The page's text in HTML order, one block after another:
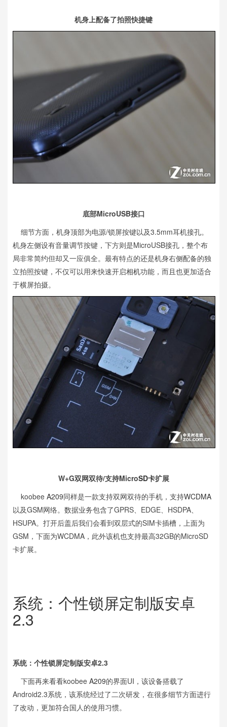
机身上配备了拍照快捷键
底部MicroUSB接口
细节方面，机身顶部为电源/锁屏按键以及3.5mm耳机接孔。
机身左侧设有音量调节按键，下方则是MicroUSB接孔，整个布
局非常简约但却又一应俱全。最有特点的还是机身右侧配备的独
立拍照按键，不仅可以用来快速开启相机功能，而且也更加适合
于横屏拍摄。
W+G双网双待/支持MicroSD卡扩展
koobee A209同样是一款支持双网双待的手机，支持WCDMA
以及GSM网络。数据业务包含了GPRS、EDGE、HSDPA、
HSUPA。打开后盖后我们会看到双层式的SIM卡插槽，上面为
GSM，下面为WCDMA，此外该机也支持最高32GB的MicroSD
卡扩展。
系统：个性锁屏定制版安卓
2.3
系统：个性锁屏定制版安卓2.3
下面再来看看koobee A209的界面UI，该设备搭载了
Android2.3系统，该系统经过了二次研发，在很多细节方面进行
了改动，更加符合国人的使用习惯。